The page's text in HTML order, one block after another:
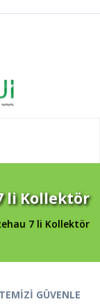
li Kollektör
7 li Kollektör
GÜVENLE